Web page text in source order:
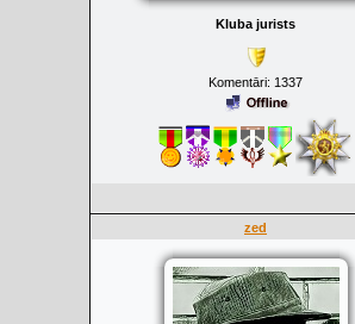
Kluba jurists
Komentāri: 1337
zed